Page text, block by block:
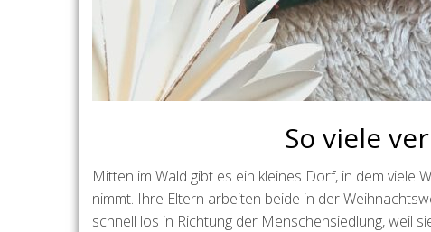
So viele
Mitten im Wald gibt es ein kleines Dorf, in dem viele
nimmt. Ihre Eltern arbeiten beide in der
schnell los in Richtung der Menschensiedlung, weil